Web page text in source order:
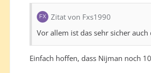
Zitat von Fxs1990
Vor allem ist das sehr sicher
Einfach hoffen, dass Nijman noch